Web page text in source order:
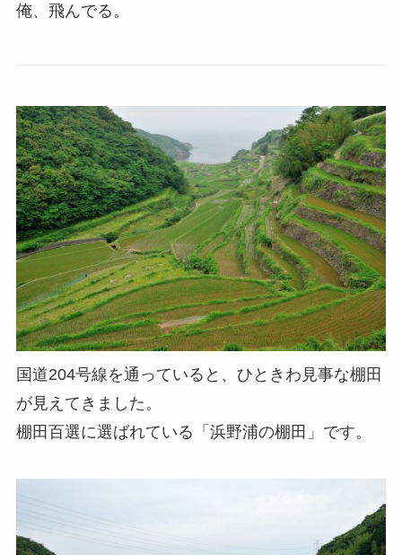
俺、飛んでる。
国道204号線を通っていると、ひときわ見事な棚田
が見えてきました。
棚田百選に選ばれている「浜野浦の棚田」です。